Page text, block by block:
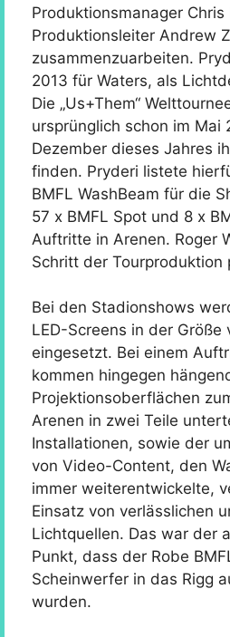
Produktionsmanager Chris
Produktionsleiter Andrew
zusammenzuarbeiten.
2013 für Waters, als
Die „Us+Them“
ursprünglich schon im Mai
Dezember dieses Jahres
finden. Pryderi listete
BMFL WashBeam für die
57 x BMFL Spot und 8 x
Auftritte in Arenen. Roger
Schritt der Tourproduktion
Bei den Stadionshows
LED-Screens in der Größe
eingesetzt. Bei einem
kommen hingegen
Projektionsoberflächen
Arenen in zwei Teile
Installationen, sowie der
von Video-Content, den
immer weiterentwickelte,
Einsatz von verlässlichen
Lichtquellen. Das war der
Punkt, dass der Robe
Scheinwerfer in das Rigg
wurden.